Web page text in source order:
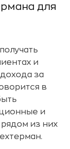
для
и
за
в
и
из них